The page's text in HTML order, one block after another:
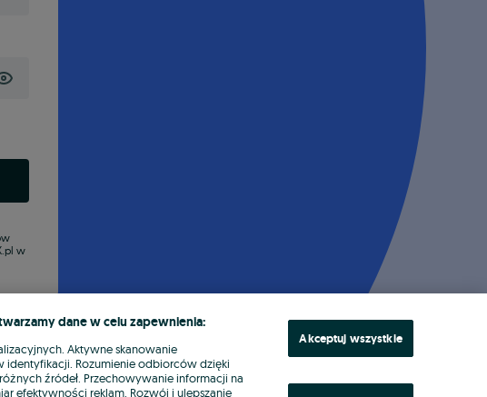
w
dane w celu zapewnienia:
Aktywne skanowanie
identyfikacji. Rozumienie odbiorców dzięki
źródeł. Przechowywanie informacji na
efektywności reklam. Rozwój i ulepszanie
Akceptuj wszystkie